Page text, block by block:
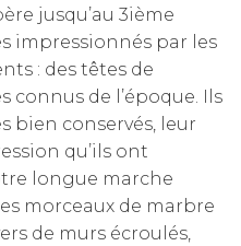
jusqu’au 3ième
impressionnés par les
: des têtes de
connus de l’époque. Ils
bien conservés, leur
qu’ils ont
longue marche
morceaux de marbre
de murs écroulés,